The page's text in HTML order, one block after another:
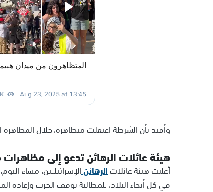
وأفيد بأن الشرطة اعتقلت متظاهرة، خلال المظاهرة
هيئة عائلات الرهائن تدعو إلى مظاهرات
أعلنت هيئة عائلاتالرهائنالإسرائيليين، مساء
في كل أنحاء البلاد، للمطالبة بوقف الحرب وإعادة